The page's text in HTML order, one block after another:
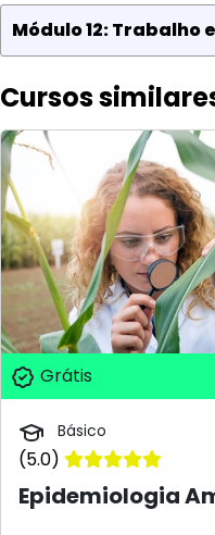
Módulo 12: Trabalho
Cursos
Grátis
Básico
(5.0)
Epidemiologia